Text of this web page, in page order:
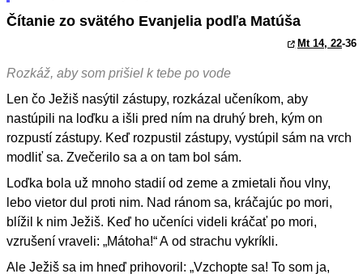
Čítanie zo svätého Evanjelia podľa Matúša
Mt 14, 22-36
Rozkáž, aby som prišiel k tebe po vode
Len čo Ježiš nasýtil zástupy, rozkázal učeníkom, aby
nastúpili na loďku a išli pred ním na druhý breh, kým on
rozpustí zástupy. Keď rozpustil zástupy, vystúpil sám na vrch
modliť sa. Zvečerilo sa a on tam bol sám.
Loďka bola už mnoho stadií od zeme a zmietali ňou vlny,
lebo vietor dul proti nim. Nad ránom sa, kráčajúc po mori,
blížil k nim Ježiš. Keď ho učeníci videli kráčať po mori,
vzrušení vraveli: „Mátoha!“ A od strachu vykríkli.
Ale Ježiš sa im hneď prihovoril: „Vzchopte sa! To som ja,